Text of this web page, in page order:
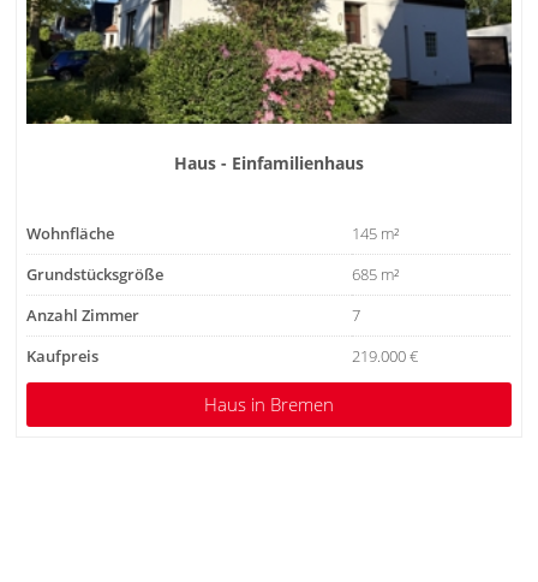
Haus - Einfamilienhaus
Wohnfläche
145 m²
Grundstücksgröße
685 m²
Anzahl Zimmer
7
Kaufpreis
219.000 €
Haus in Bremen